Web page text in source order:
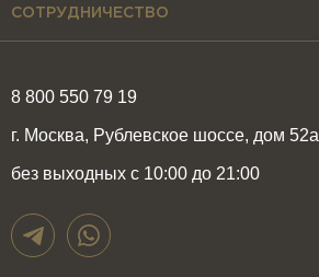
8 800 550 79 19
г. Москва, Рублевское шоссе, дом 52а
без выходных с 10:00 до 21:00
СОТРУДНИЧЕСТВО